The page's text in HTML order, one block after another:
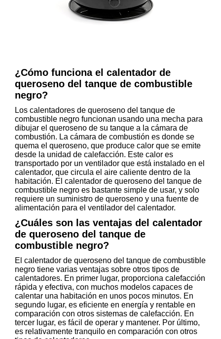
¿Cómo funciona el calentador de
queroseno del tanque de combustible
negro?
Los calentadores de queroseno del tanque de
combustible negro funcionan usando una mecha para
dibujar el queroseno de su tanque a la cámara de
combustión. La cámara de combustión es donde se
quema el queroseno, que produce calor que se emite
desde la unidad de calefacción. Este calor es
transportado por un ventilador que está instalado en el
calentador, que circula el aire caliente dentro de la
habitación. El calentador de queroseno del tanque de
combustible negro es bastante simple de usar, y solo
requiere un suministro de queroseno y una fuente de
alimentación para el ventilador del calentador.
¿Cuáles son las ventajas del calentador
de queroseno del tanque de
combustible negro?
El calentador de queroseno del tanque de combustible
negro tiene varias ventajas sobre otros tipos de
calentadores. En primer lugar, proporciona calefacción
rápida y efectiva, con muchos modelos capaces de
calentar una habitación en unos pocos minutos. En
segundo lugar, es eficiente en energía y rentable en
comparación con otros sistemas de calefacción. En
tercer lugar, es fácil de operar y mantener. Por último,
es relativamente tranquilo en comparación con otros